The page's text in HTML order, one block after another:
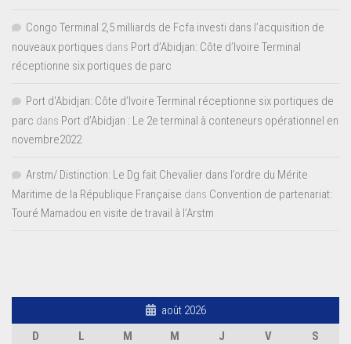
Congo Terminal 2,5 milliards de Fcfa investi dans l’acquisition de
nouveaux portiques dans Port d’Abidjan: Côte d’Ivoire Terminal
réceptionne six portiques de parc
Port d'Abidjan: Côte d’Ivoire Terminal réceptionne six portiques de
parc dans Port d’Abidjan : Le 2e terminal à conteneurs opérationnel en
novembre2022
Arstm/ Distinction: Le Dg fait Chevalier dans l’ordre du Mérite
Maritime de la République Française dans Convention de partenariat:
Touré Mamadou en visite de travail à l’Arstm
août 2026
D
L M M J V
S